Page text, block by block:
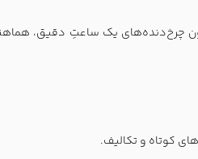
چرخ‌دنده‌های یک ساعتِ دقیق،
کوتاه و تکالیف.